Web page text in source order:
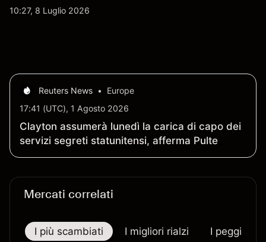
contratto da 4,6 miliardi di sterline. I risultati
10:27, 8 Luglio 2026
Reuters News •
Europe
17:41 (UTC), 1 Agosto 2026
Clayton assumerà lunedì la carica di capo dei
servizi segreti statunitensi, afferma Pulte
Mercati correlati
I più scambiati I migliori rialzi I peggiori